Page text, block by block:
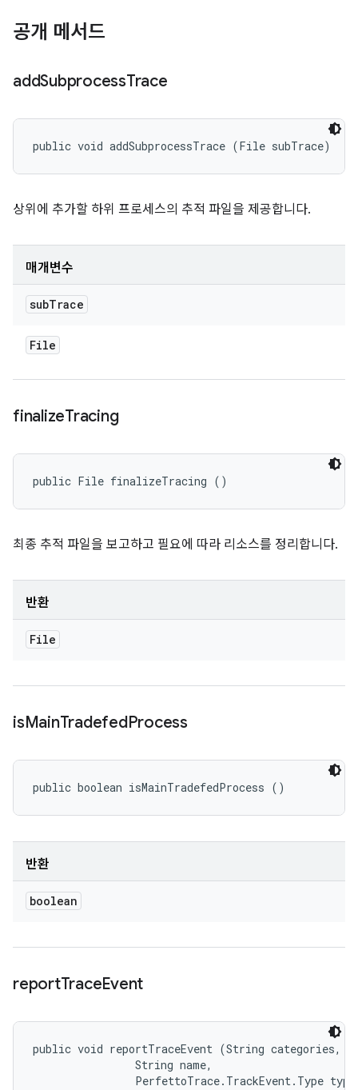
공개 메서드
addSubprocessTrace
public void addSubprocessTrace (File subTrace)
상위에 추가할 하위 프로세스의 추적 파일을 제공합니다.
매개변수
subTrace
File
finalizeTracing
public File finalizeTracing ()
최종 추적 파일을 보고하고 필요에 따라 리소스를 정리합니다.
반환
File
isMainTradefedProcess
public boolean isMainTradefedProcess ()
반환
boolean
reportTraceEvent
public void reportTraceEvent (String categories,
                String name,
PerfettoTrace.TrackEvent.Type